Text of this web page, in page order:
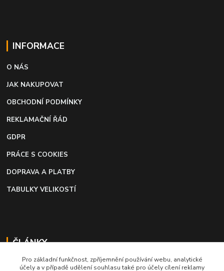
INFORMACE
O NÁS
JAK NAKUPOVAT
OBCHODNÍ PODMÍNKY
REKLAMAČNÍ ŘÁD
GDPR
PRÁCE S COOKIES
DOPRAVA A PLATBY
TABULKY VELIKOSTÍ
ČLÁNKY
Profi lepidlo na boty a kůži
Pro základní funkčnost, zpříjemnění používání webu, analytické
účely a v případě udělení souhlasu také pro účely cílení reklamy